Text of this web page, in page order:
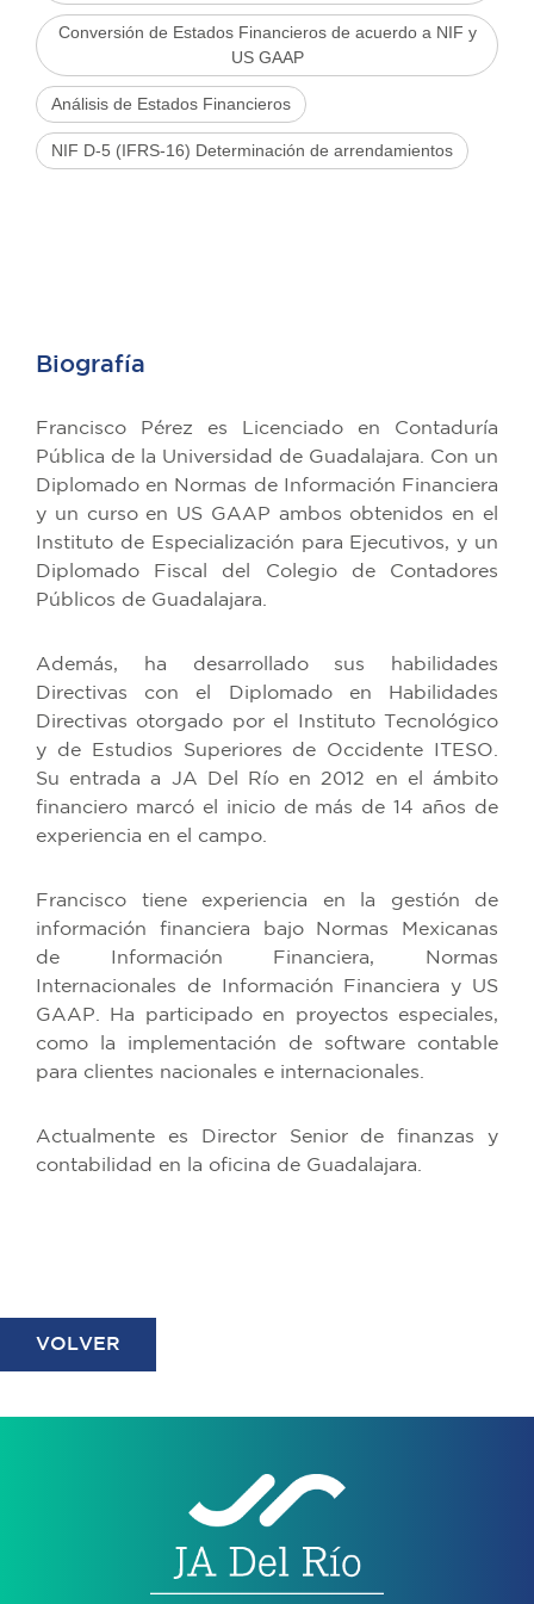
Conversión de Estados Financieros de acuerdo a NIF y
US GAAP
Análisis de Estados Financieros
NIF D-5 (IFRS-16) Determinación de arrendamientos
Biografía
Francisco Pérez es Licenciado en Contaduría
Pública de la Universidad de Guadalajara. Con un
Diplomado en Normas de Información Financiera
y un curso en US GAAP ambos obtenidos en el
Instituto de Especialización para Ejecutivos, y un
Diplomado Fiscal del Colegio de Contadores
Públicos de Guadalajara.
Además, ha desarrollado sus habilidades
Directivas con el Diplomado en Habilidades
Directivas otorgado por el Instituto Tecnológico
y de Estudios Superiores de Occidente ITESO.
Su entrada a JA Del Río en 2012 en el ámbito
financiero marcó el inicio de más de 14 años de
experiencia en el campo.
Francisco tiene experiencia en la gestión de
información financiera bajo Normas Mexicanas
de Información Financiera, Normas
Internacionales de Información Financiera y US
GAAP. Ha participado en proyectos especiales,
como la implementación de software contable
para clientes nacionales e internacionales.
Actualmente es Director Senior de finanzas y
contabilidad en la oficina de Guadalajara.
VOLVER